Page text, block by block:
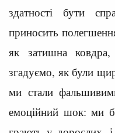
здатності бути
приносить
як затишна
згадуємо, як були
ми стали
емоційний шок: ми